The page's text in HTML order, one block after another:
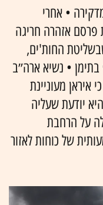
כבן 25 נפצע מדקירה • אחרי
אזהרה חריגה
החות'ים,
• נשיא ארה״ב
איראן מעוניינת
יודעת שעליה
על הרחבת
של כוחות לאזור